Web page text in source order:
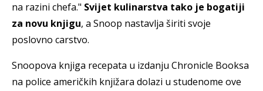
na razini chefa." Svijet kulinarstva tako je bogatiji
za novu knjigu, a Snoop nastavlja širiti svoje
poslovno carstvo.
Snoopova knjiga recepata u izdanju Chronicle Booksa
na police američkih knjižara dolazi u studenome ove